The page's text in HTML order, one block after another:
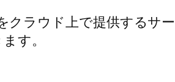
クラウド上で提供する
す。